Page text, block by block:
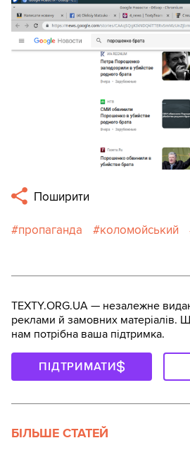
Поширити
пропаганда коломойський
TEXTY.ORG.UA — незалежне
реклами й замовних матеріалів.
нам потрібна ваша підтримка.
ПІДТРИМАТИ
БІЛЬШЕ СТАТЕЙ